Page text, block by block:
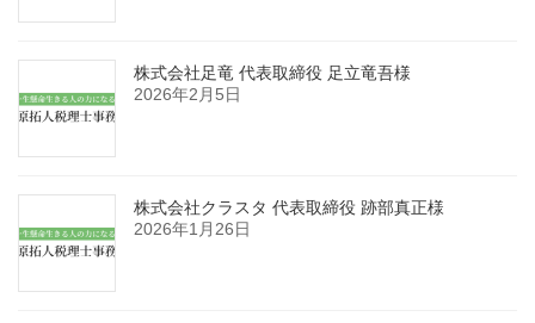
株式会社足竜 代表取締役 足立竜吾様
2026年2月5日
株式会社クラスタ 代表取締役 跡部真正様
2026年1月26日